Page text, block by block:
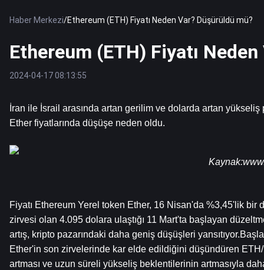
Haber Merkezi/Ethereum (ETH) Fiyatı Neden Var? Düşürüldü mü?
Ethereum (ETH) Fiyatı
2024-04-17 08:13:55
İran ile İsrail arasında artan gerilim ve dolarda artan yükseliş
Ether fiyatlarında düşüşe neden oldu.
Kaynak:
Fiyatı Ethereum Yerel token Ether, 16 Nisan'da %3,45'lik bir
zirvesi olan 4.095 dolara ulaştığı 11 Mart'ta başlayan
artış, kripto pazarındaki daha geniş düşüşleri
Ether'in son zirvelerinde kar elde edildiğini düşündüren
artması ve uzun süreli yükseliş beklentilerinin artmasıyla